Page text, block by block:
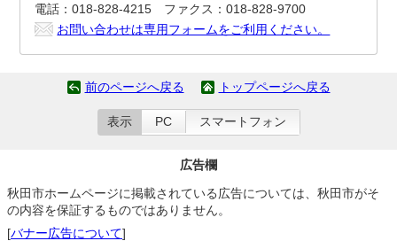
電話：018-828-4215 ファクス：018-828-9700
お問い合わせは専用フォームをご利用ください。
前のページへ戻る トップページへ戻る
表示 PC スマートフォン
広告欄
秋田市ホームページに掲載されている広告については、秋田市がそ
の内容を保証するものではありません。
[バナー広告について]